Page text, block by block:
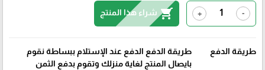
-
+
shopping_cart شراء هذا المنتج
طريقة الدفع
طريقة الدفع الدفع عند الإستلام ببساطة نقوم
بايصال المنتج لغاية منزلك وتقوم بدفع الثمن